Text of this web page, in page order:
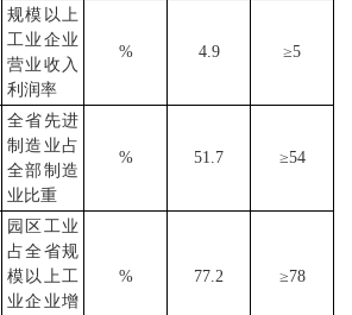
规模以上
工业企业
营业收入
利润率
% 4.9 ≥5
全省先进
制造业占
全部制造
业比重
% 51.7 ≥54
园区工业
占全省规
模以上工
业企业增
% 77.2 ≥78